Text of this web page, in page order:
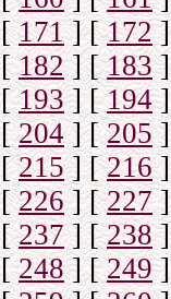
[171] [172]
[182] [183]
[193] [194]
[204] [205]
[215] [216]
[226] [227]
[237] [238]
[248] [249]